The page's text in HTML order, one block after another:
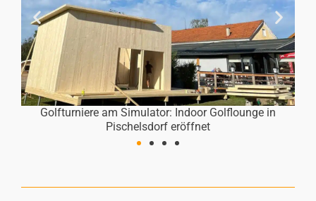
Golfturniere am Simulator: Indoor Golflounge in
Pischelsdorf eröffnet